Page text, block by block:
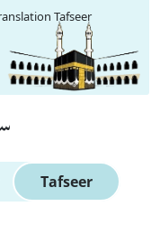
Tafseer
Tafseer